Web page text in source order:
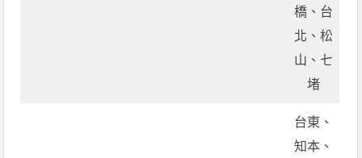
橋、台
北、松
山、七
堵
台東、
知本、